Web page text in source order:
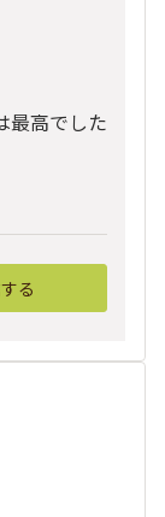
最高でした
る